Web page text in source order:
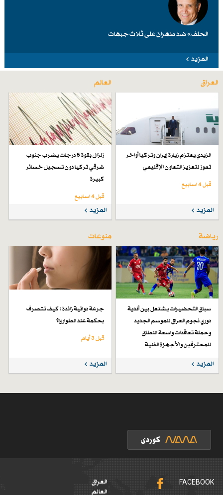
الحلف» ضد طهرانَ على ثلاث جبهات
المزيد
العراق
الزيدي يعتزم زيارة إيران وتركيا أواخر
تموز لتعزيز التعاون الإقليمي
قبل 4 اسابیع
المزيد
العالم
زلزال بقوة 5 درجات يضرب جنوب
شرقي تركيا دون تسجيل خسائر
كبيرة
قبل 4 اسابیع
المزيد
رياضة
سباق التحضيرات يشتعل بين أندية
دوري نجوم العراق للموسم الجديد
وحملة تعاقدات واسعة النطاق
للمحترفين والأجهزة الفنية
قبل 7 أيام
المزيد
منوعات
جرعة دوائية زائدة : كيف تتصرف
بحكمة عند الطوارئ؟
قبل 3 أيام
المزيد
FACEBOOK
العراق
العالم